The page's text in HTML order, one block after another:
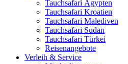
Tauchsafari Ägypten
Tauchsafari Kroatien
Tauchsafari Malediven
Tauchsafari Sudan
Tauchsafari Türkei
Reisenangebote
Verleih & Service